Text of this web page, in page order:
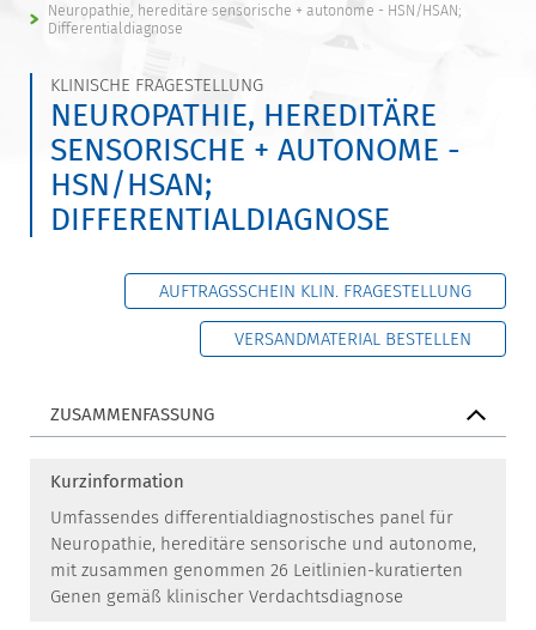
Neuropathie, hereditäre sensorische + autonome - HSN/HSAN;
Differentialdiagnose
KLINISCHE FRAGESTELLUNG
NEUROPATHIE, HEREDITÄRE
SENSORISCHE + AUTONOME -
HSN/HSAN;
DIFFERENTIALDIAGNOSE
AUFTRAGSSCHEIN KLIN. FRAGESTELLUNG
VERSANDMATERIAL BESTELLEN
ZUSAMMENFASSUNG
Kurzinformation
Umfassendes differentialdiagnostisches panel für
Neuropathie, hereditäre sensorische und autonome,
mit zusammen genommen 26 Leitlinien-kuratierten
Genen gemäß klinischer Verdachtsdiagnose